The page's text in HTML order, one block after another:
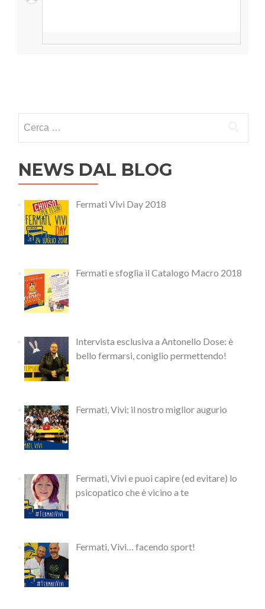
NEWS DAL BLOG
Fermati Vivi Day 2018
Fermati e sfoglia il Catalogo Macro 2018
Intervista esclusiva a Antonello Dose: è
bello fermarsi, coniglio permettendo!
Fermati, Vivi: il nostro miglior augurio
Fermati, Vivi e puoi capire (ed evitare) lo
psicopatico che è vicino a te
Fermati, Vivi… facendo sport!